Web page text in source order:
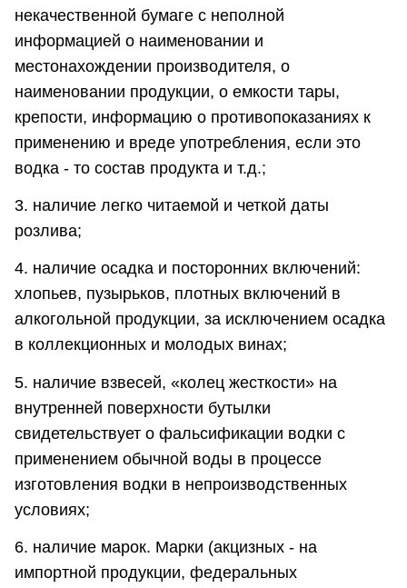
некачественной бумаге с неполной
информацией о наименовании и
местонахождении производителя, о
наименовании продукции, о емкости тары,
крепости, информацию о противопоказаниях к
применению и вреде употребления, если это
водка - то состав продукта и т.д.;
3. наличие легко читаемой и четкой даты
розлива;
4. наличие осадка и посторонних включений:
хлопьев, пузырьков, плотных включений в
алкогольной продукции, за исключением осадка
в коллекционных и молодых винах;
5. наличие взвесей, «колец жесткости» на
внутренней поверхности бутылки
свидетельствует о фальсификации водки с
применением обычной воды в процессе
изготовления водки в непроизводственных
условиях;
6. наличие марок. Марки (акцизных - на
импортной продукции, федеральных